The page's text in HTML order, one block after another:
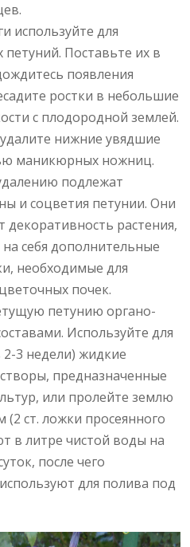
используйте для
Поставьте их в
появления
ростки в небольшие
с плодородной землей.
нижние увядшие
маникюрных ножниц.
подлежат
и соцветия петунии. Они
декоративность растения,
себя дополнительные
необходимые для
почек.
петунию органо-
Используйте для
2-3 недели) жидкие
предназначенные
или пролейте землю
ст. ложки просеянного
в литре чистой воды на
после чего
для полива под